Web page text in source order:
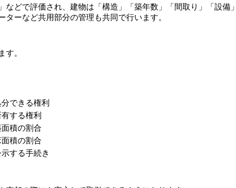
などで評価され、建物は「構造」「築年数」「間取り」「設
ーなど共用部分の管理も共同で行います。
す。
できる権利
する権利
積の割合
積の割合
する手続き